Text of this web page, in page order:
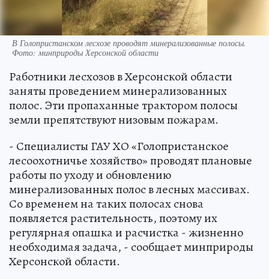
В Голопристанском лесхозе проводят минерализованные полосы.
Фото: минприроды Херсонской области
Работники лесхозов в Херсонской области
заняты проведением минерализованных
полос. Эти пропаханные трактором полосы
земли препятствуют низовым пожарам.
- Специалисты ГАУ ХО «Голопристанское
лесоохотничье хозяйство» проводят плановые
работы по уходу и обновлению
минерализованных полос в лесных массивах.
Со временем на таких полосах снова
появляется растительность, поэтому их
регулярная опашка и расчистка - жизненно
необходимая задача, - сообщает минприроды
Херсонской области.